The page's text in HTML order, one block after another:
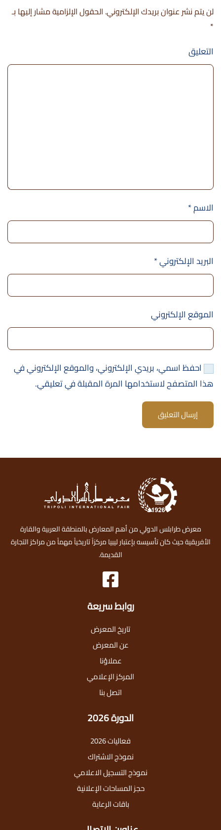
لن يتم نشر عنوان بريدك الإلكتروني. الحقول الإلزامية مشار إليها بـ
*
التعليق
الاسم*
البريد الإلكتروني*
الموقع الإلكتروني
احفظ اسمي، بريدي الإلكتروني، والموقع الإلكتروني في
هذا المتصفح لاستخدامها المرة المقبلة في تعليقي.
إرسال التعليق
معرض طرابلس الدولي من أهم المعارض بالمنطقة العربية والقارة
الأفريقية حيث كان تأسيسه بإعتبار ليبيا مركزاً تاريخياً مهماً من مراكز التجارة
القديمة.
روابط سريعة
تاريخ المعرض
عن المعرض
عملاؤنا
المركز الإعلامي
اتصل بنا
الدورة 2026
فعاليات 2026
نموذج الاشتراك
نموذج التسجيل الاعلامي
حجز المساحات الإعلانية
باقات الرعاية